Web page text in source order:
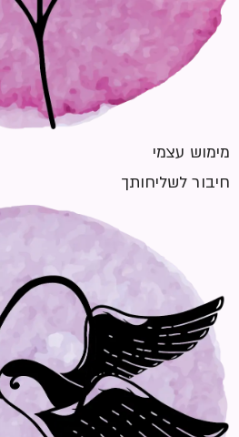
מימוש עצמי
חיבור לשליחותך